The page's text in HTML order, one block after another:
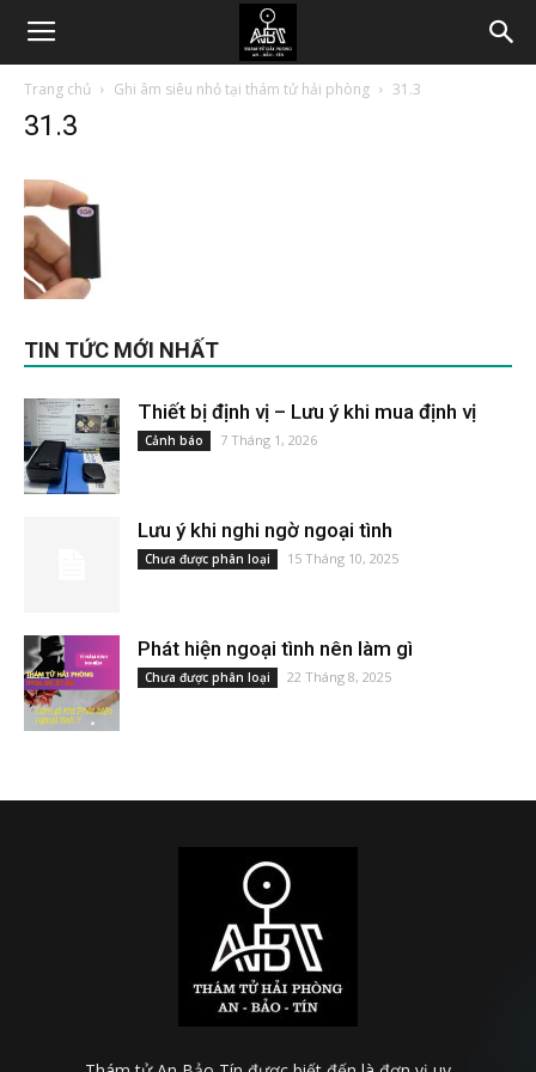
Trang chủ Ghi âm siêu nhỏ tại thám tử hải phòng 31.3
31.3
TIN TỨC MỚI NHẤT
Thiết bị định vị – Lưu ý khi mua định vị
Cảnh báo 7 Tháng 1, 2026
Lưu ý khi nghi ngờ ngoại tình
Chưa được phân loại 15 Tháng 10, 2025
Phát hiện ngoại tình nên làm gì
Chưa được phân loại 22 Tháng 8, 2025